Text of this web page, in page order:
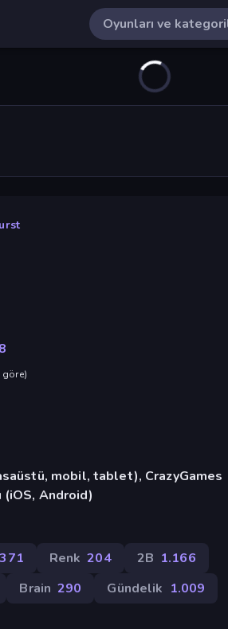
göre)
mobil, tablet), CrazyGames
(iOS, Android)
Renk 204 2B 1.166
Brain 290 Gündelik 1.009